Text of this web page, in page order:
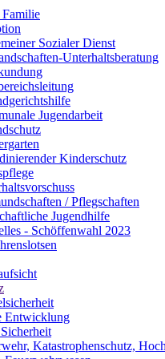
Familie
Sozialer Dienst
Unterhaltsberatung
Jugendarbeit
Kinderschutz
/ Pflegschaften
Jugendhilfe
- Schöffenwahl 2023
Entwicklung
Katastrophenschutz,